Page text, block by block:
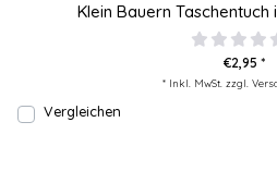
Klein Bauern Taschentuch
€2,95 *
* Inkl. MwSt. zzgl.
Vergleichen